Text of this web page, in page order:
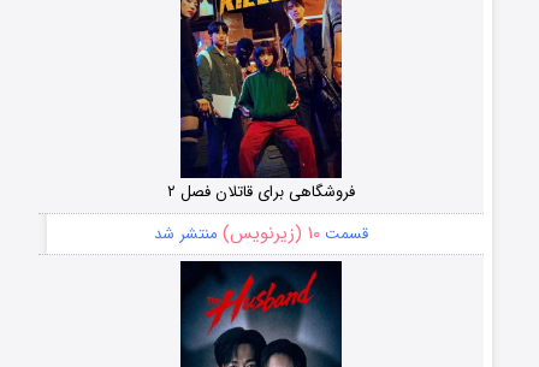
فروشگاهی برای قاتلان فصل ۲
قسمت۱۰ (زیرنویس) منتشر شد